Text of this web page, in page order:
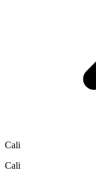
Cali
Cali